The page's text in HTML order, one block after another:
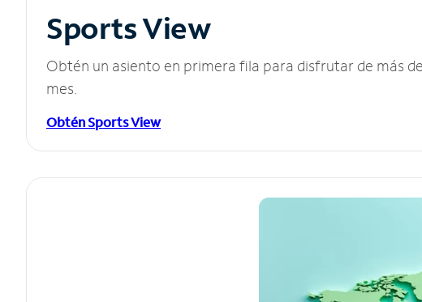
Sports View
Obtén un asiento en primera fila para disfrutar de más
mes.
Obtén Sports View